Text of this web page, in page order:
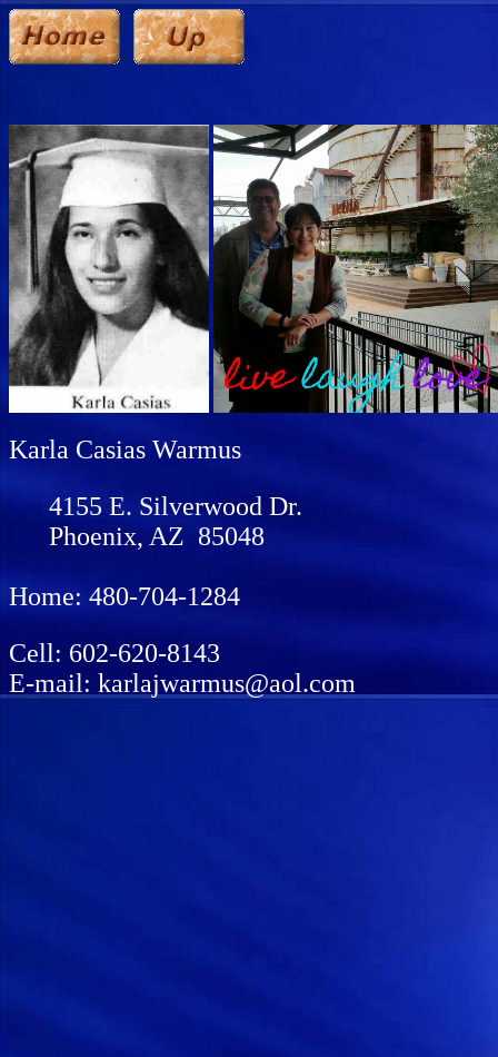
Karla Casias Warmus
4155 E. Silverwood Dr.
Phoenix, AZ 85048
Home: 480-704-1284
Cell: 602-620-8143
E-mail: karlajwarmus@aol.com